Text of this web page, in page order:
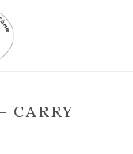
CARRY